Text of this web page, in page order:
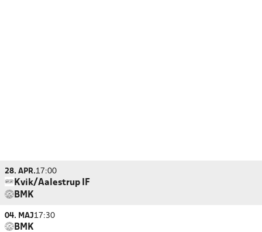
28. APR.17:00
Kvik/Aalestrup IF
BMK
04. MAJ17:30
BMK